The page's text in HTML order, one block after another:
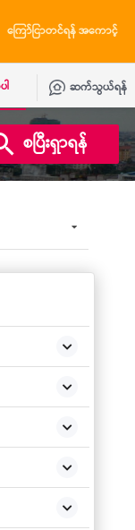
ကြော်ငြာတင်ရန် အကောင့်
ါ ဆက်သွယ်ရန်
စပြီးရှာရန်